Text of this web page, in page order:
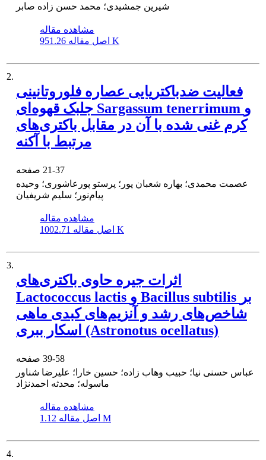
شیرین جمشیدی؛ محمد حسن زاده صابر
مشاهده مقاله
اصل مقاله 951.26 K
2.
فعالیت ضدباکتریایی عصاره فلوروتانینی
جلبک قهوه‌ای Sargassum tenerrimum و
کرم‌ غنی شده با آن در مقابل باکتری‌های
مرتبط با آکنه
21-37
عصمت محمدی؛ بهاره شعبان پور؛ پرستو پورعاشوری؛ وحیده
پیام‌نور؛ سلیم شریفیان
مشاهده مقاله
اصل مقاله 1002.71 K
3.
اثرات جیره حاوی باکتری‌های
Lactococcus lactis و Bacillus subtilis بر
شاخص‌های رشد و آنزیم‌های کبدی ماهی
اسکار ببری (Astronotus ocellatus)
39-58
عباس حسنی نیا؛ حبیب وهاب زاده؛ حسین خارا؛ علیرضا شناور
ماسوله؛ محدثه احمدنژاد
مشاهده مقاله
اصل مقاله 1.12 M
4.